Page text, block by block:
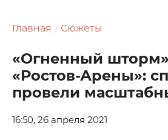
Главная Сюжеты
«Огненный
«Ростов-Арены»:
провели
16:50, 26 апреля 2021